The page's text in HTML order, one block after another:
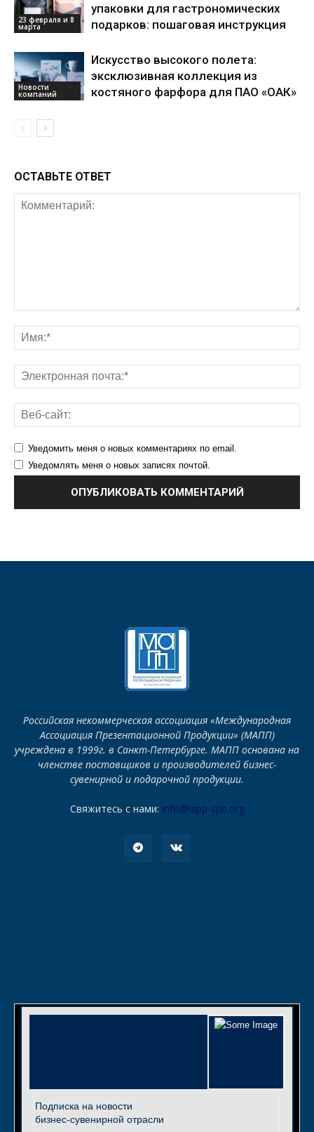
23 февраля и 8
марта
упаковки для гастрономических
подарков: пошаговая инструкция
Новости
компаний
Искусство высокого полета:
эксклюзивная коллекция из
костяного фарфора для ПАО «ОАК»
ОСТАВЬТЕ ОТВЕТ
Уведомить меня о новых комментариях по email.
Уведомлять меня о новых записях почтой.
Российская некоммерческая ассоциация «Международная
Ассоциация Презентационной Продукции» (МАПП)
учреждена в 1999г. в Санкт-Петербурге. МАПП основана на
членстве поставщиков и производителей бизнес-
сувенирной и подарочной продукции.
Свяжитесь с нами: info@iapp-spb.org
Подписка на новости
бизнес-сувенирной отрасли